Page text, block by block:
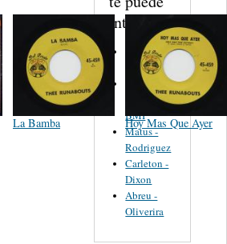
La Bamba Hoy Mas Que Ayer
interesar...
Martinez,
Felipe
Performance
Music Co.
BMI
Matus -
Rodriguez
Carleton -
Dixon
Abreu -
Oliverira